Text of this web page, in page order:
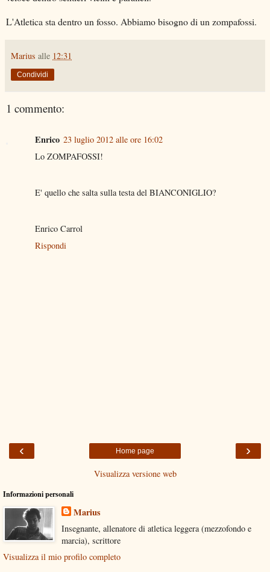
L'Atletica sta dentro un fosso. Abbiamo bisogno di un zompafossi.
Marius alle 12:31
Condividi
1 commento:
Enrico 23 luglio 2012 alle ore 16:02
Lo ZOMPAFOSSI!
E' quello che salta sulla testa del BIANCONIGLIO?
Enrico Carrol
Rispondi
‹ ›
Home page
Visualizza versione web
Informazioni personali
Marius
Insegnante, allenatore di atletica leggera (mezzofondo e
marcia), scrittore
Visualizza il mio profilo completo